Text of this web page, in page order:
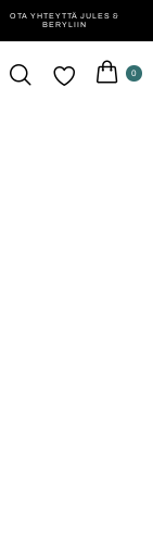
OTA YHTEYTTÄ JULES &
BERYLIIN
0